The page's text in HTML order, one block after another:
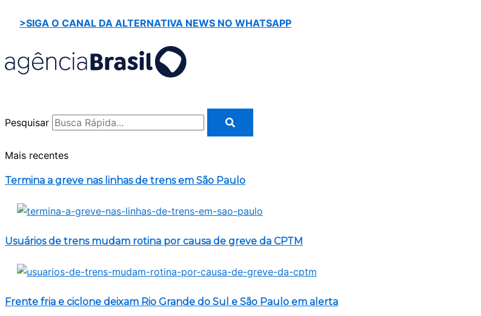
>SIGA O CANAL DA ALTERNATIVA NEWS NO WHATSAPP
Pesquisar
Mais recentes
Termina a greve nas linhas de trens em São Paulo
Usuários de trens mudam rotina por causa de greve da CPTM
Frente fria e ciclone deixam Rio Grande do Sul e São Paulo em alerta